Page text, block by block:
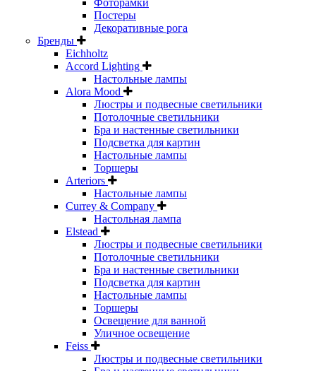
Фоторамки
Постеры
Декоративные рога
Бренды
Eichholtz
Accord Lighting
Настольные лампы
Alora Mood
Люстры и подвесные светильники
Потолочные светильники
Бра и настенные светильники
Подсветка для картин
Настольные лампы
Торшеры
Arteriors
Настольные лампы
Currey & Company
Настольная лампа
Elstead
Люстры и подвесные светильники
Потолочные светильники
Бра и настенные светильники
Подсветка для картин
Настольные лампы
Торшеры
Освещение для ванной
Уличное освещение
Feiss
Люстры и подвесные светильники